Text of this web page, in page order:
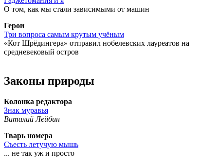
О том, как мы стали зависимыми от машин
Герои
Три вопроса самым крутым учёным
«Кот Шрёдингера» отправил нобелевских лауреатов на
средневековый остров
Законы природы
Колонка редактора
Знак муравья
Виталий Лейбин
Тварь номера
Съесть летучую мышь
... не так уж и просто